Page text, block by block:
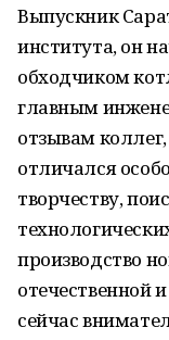
Выпускник
института, он
обходчиком
главным
отзывам
отличался
творчеству,
производство
отечественной
сейчас